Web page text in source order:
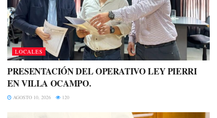
LOCALES
PRESENTACIÓN DEL OPERATIVO LEY PIERRI
EN VILLA OCAMPO.
AGOSTO 10, 2026 120